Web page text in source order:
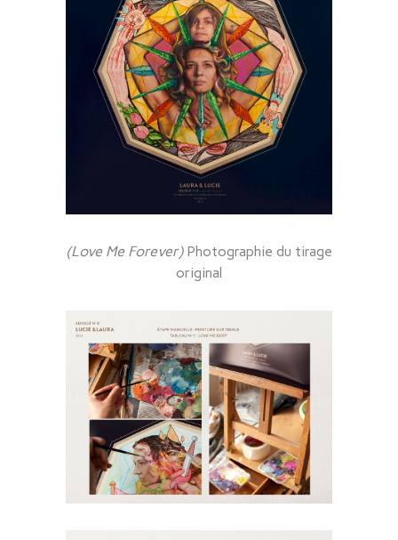
(Love Me Forever) Photographie du tirage
original